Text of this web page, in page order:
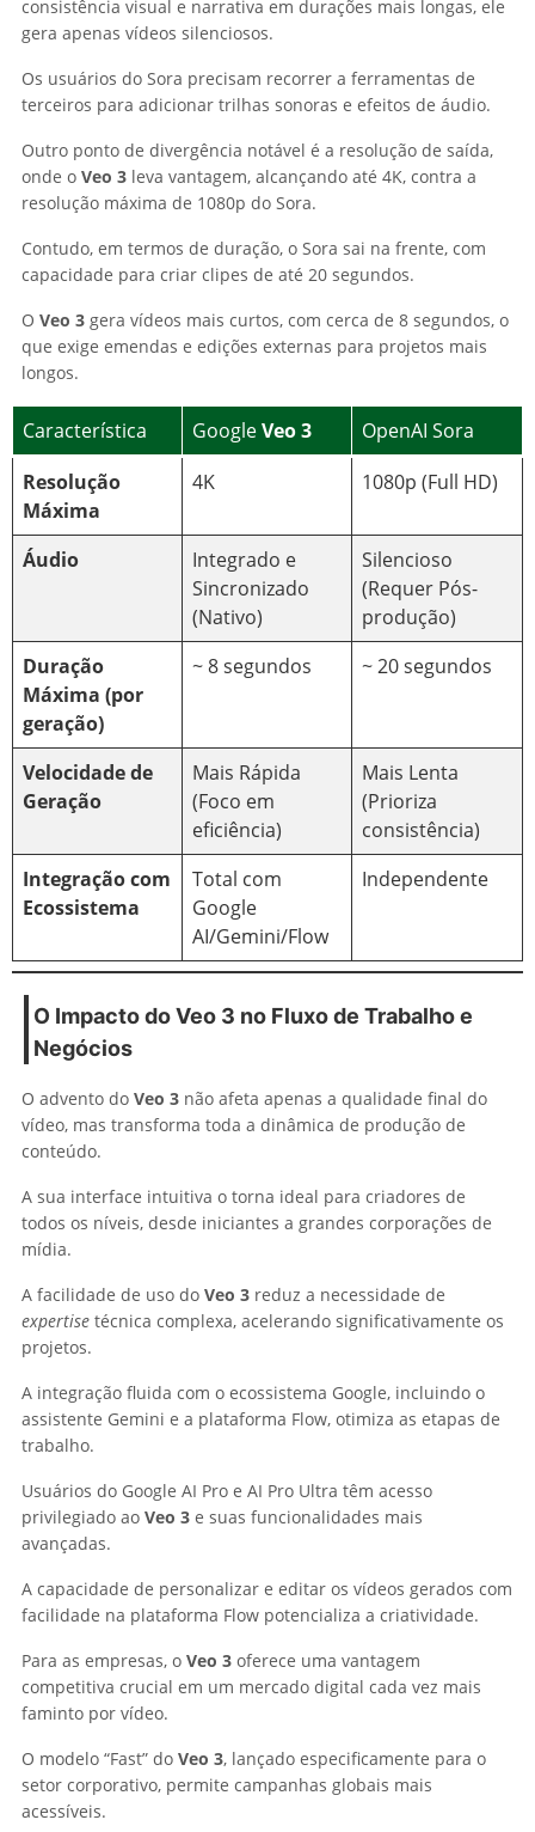
consistência visual e narrativa em durações mais longas, ele
gera apenas vídeos silenciosos.
Os usuários do Sora precisam recorrer a ferramentas de
terceiros para adicionar trilhas sonoras e efeitos de áudio.
Outro ponto de divergência notável é a resolução de saída,
onde o Veo 3 leva vantagem, alcançando até 4K, contra a
resolução máxima de 1080p do Sora.
Contudo, em termos de duração, o Sora sai na frente, com
capacidade para criar clipes de até 20 segundos.
O Veo 3 gera vídeos mais curtos, com cerca de 8 segundos, o
que exige emendas e edições externas para projetos mais
longos.
Característica GoogleVeo 3
OpenAI Sora
Resolução
Máxima
4K 1080p (Full HD)
Áudio
Integrado e
Sincronizado
(Nativo)
Silencioso
(Requer Pós-
produção)
Duração
Máxima (por
geração)
~ 8 segundos ~ 20 segundos
Velocidade de
Geração
Mais Rápida
(Foco em
eficiência)
Mais Lenta
(Prioriza
consistência)
Integração com
Ecossistema
Total com
Google
AI/Gemini/Flow
Independente
O Impacto do Veo 3 no Fluxo de Trabalho e
Negócios
O advento do Veo 3 não afeta apenas a qualidade final do
vídeo, mas transforma toda a dinâmica de produção de
conteúdo.
A sua interface intuitiva o torna ideal para criadores de
todos os níveis, desde iniciantes a grandes corporações de
mídia.
A facilidade de uso do Veo 3 reduz a necessidade de
expertise técnica complexa, acelerando significativamente os
projetos.
A integração fluida com o ecossistema Google, incluindo o
assistente Gemini e a plataforma Flow, otimiza as etapas de
trabalho.
Usuários do Google AI Pro e AI Pro Ultra têm acesso
privilegiado ao Veo 3 e suas funcionalidades mais
avançadas.
A capacidade de personalizar e editar os vídeos gerados com
facilidade na plataforma Flow potencializa a criatividade.
Para as empresas, o Veo 3 oferece uma vantagem
competitiva crucial em um mercado digital cada vez mais
faminto por vídeo.
O modelo “Fast” do Veo 3, lançado especificamente para o
setor corporativo, permite campanhas globais mais
acessíveis.